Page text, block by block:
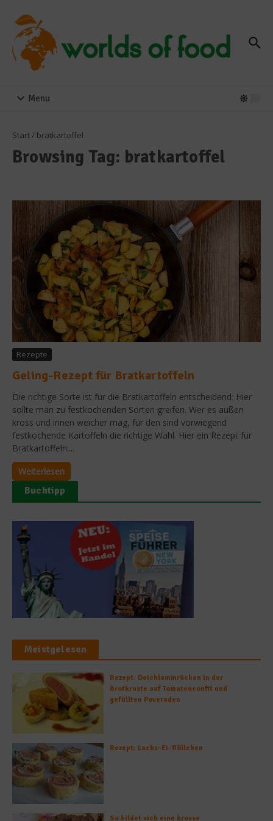
Menu
Start/ bratkartoffel
Browsing Tag: bratkartoffel
Rezepte
Geling-Rezept für Bratkartoffeln
Die richtige Sorte ist für die Bratkartoffeln entscheidend: Hier
sollte man zu festkochenden Sorten greifen. Wer es außen
kross und innen weicher mag, für den sind vorwiegend
festkochende Kartoffeln die richtige Wahl. Hier ein Rezept für
Bratkartoffeln:...
Weiterlesen
Buchtipp
Meistgelesen
Rezept: Deichlammrücken in der
Brotkruste auf Tomatenconfit und
gefüllten Poveraden
Rezept: Lachs-Ei-Röllchen
So bildet sich eine krosse